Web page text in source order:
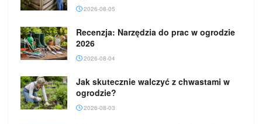
2026-08-05
Recenzja: Narzędzia do prac w ogrodzie
2026
2026-08-04
Jak skutecznie walczyć z chwastami w
ogrodzie?
2026-08-03